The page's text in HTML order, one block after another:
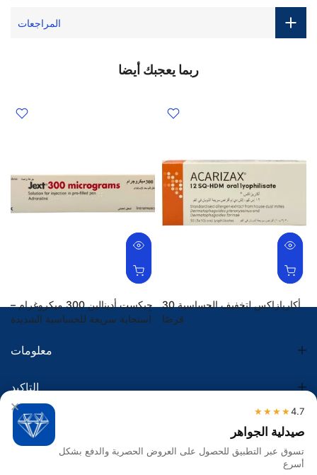
المراجعات
ربما يعجبك أيضا
جِيكست أدينالين 300 ميكروغرام –
استجابة سريعة للحساسية الشديدة
أكاريازاكس لتخفيف الحساسية 30
قرصًا
معلومات
التاكيد
الضريبة
تواصل معنا
× 4.7
★★★★
صيدلية الجواهر
تسوق عبر التطبيق للحصول على العروض الحصرية والدفع بشكل
أسرع